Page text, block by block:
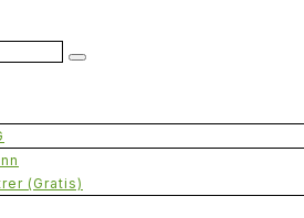
(Gratis)